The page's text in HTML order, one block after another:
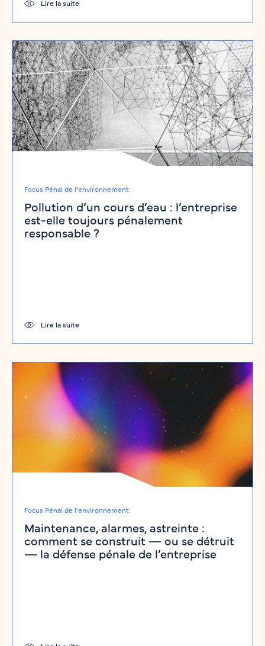
Lire la suite
Focus Pénal de l'environnement
Pollution d’un cours d’eau : l’entreprise
est-elle toujours pénalement
responsable ?
Lire la suite
Focus Pénal de l'environnement
Maintenance, alarmes, astreinte :
comment se construit — ou se détruit
— la défense pénale de l’entreprise